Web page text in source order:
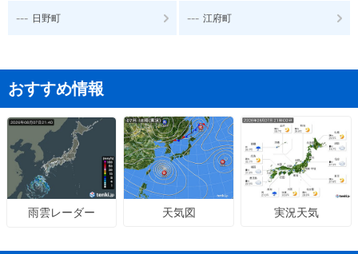
--- 日野町 --- 江府町
おすすめ情報
雨雲レーダー 天気図 実況天気